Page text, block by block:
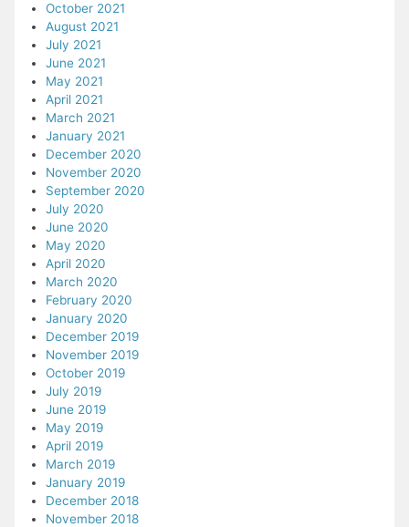
October 2021
August 2021
July 2021
June 2021
May 2021
April 2021
March 2021
January 2021
December 2020
November 2020
September 2020
July 2020
June 2020
May 2020
April 2020
March 2020
February 2020
January 2020
December 2019
November 2019
October 2019
July 2019
June 2019
May 2019
April 2019
March 2019
January 2019
December 2018
November 2018